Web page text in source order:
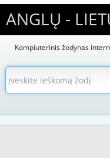
ANGLŲ -
Kompiuterinis žodynas